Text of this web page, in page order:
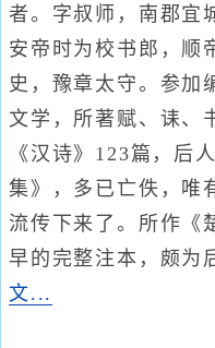
者。字叔师，南郡宜
安帝时为校书郎，顺
史，豫章太守。参加
文学，所著赋、诔、
《汉诗》123篇，后
集》，多已亡佚，唯
流传下来了。所作《
早的完整注本，颇为
文...